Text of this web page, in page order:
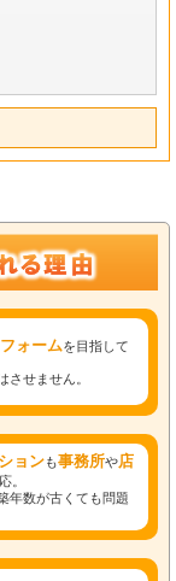
ォームを目指して
させません。
ョンも事務所や店
。
年数が古くても問題